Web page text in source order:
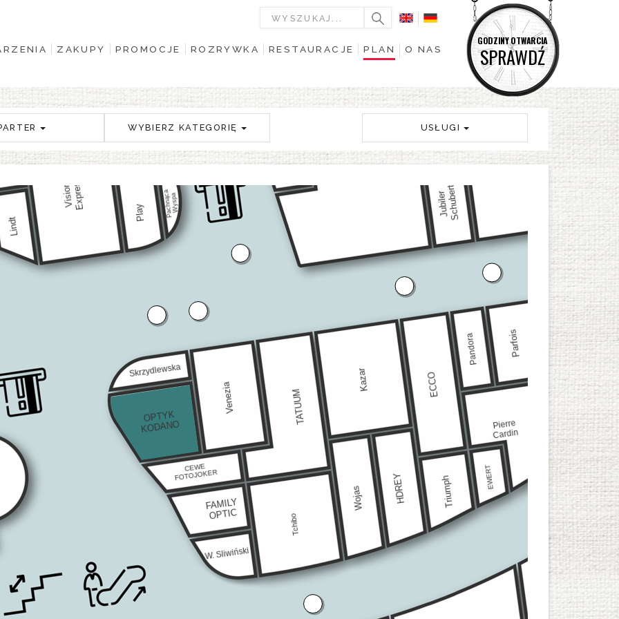
GODZINY OTWARCIA
SPRAWDŹ
ZAKUPY PROMOCJE ROZRYWKA RESTAURACJE PLAN O NAS
WYBIERZ KATEGORIĘ USŁUGI